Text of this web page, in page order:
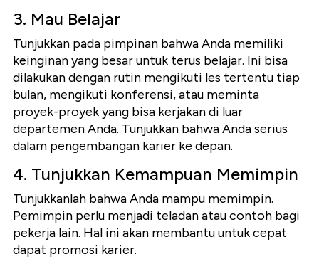
3. Mau Belajar
Tunjukkan pada pimpinan bahwa Anda memiliki
keinginan yang besar untuk terus belajar. Ini bisa
dilakukan dengan rutin mengikuti les tertentu tiap
bulan, mengikuti konferensi, atau meminta
proyek-proyek yang bisa kerjakan di luar
departemen Anda. Tunjukkan bahwa Anda serius
dalam pengembangan karier ke depan.
4. Tunjukkan Kemampuan Memimpin
Tunjukkanlah bahwa Anda mampu memimpin.
Pemimpin perlu menjadi teladan atau contoh bagi
pekerja lain. Hal ini akan membantu untuk cepat
dapat promosi karier.